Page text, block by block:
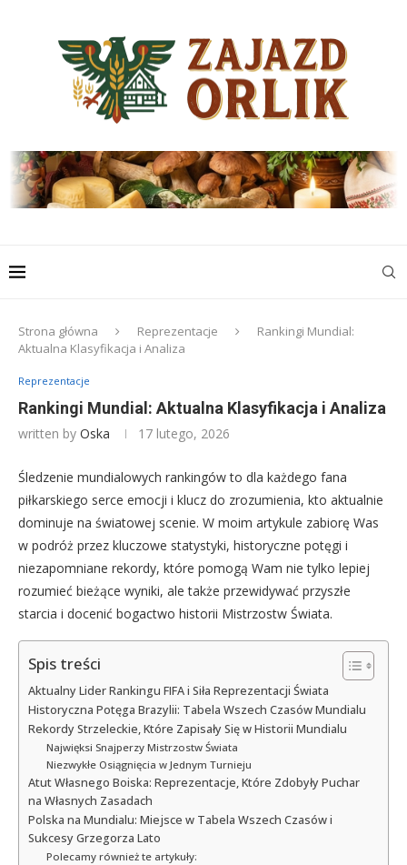
Strona główna Reprezentacje
Rankingi Mundial:
Aktualna Klasyfikacja i Analiza
Reprezentacje
Rankingi Mundial: Aktualna Klasyfikacja i Analiza
written by Oska 17 lutego, 2026
Śledzenie mundialowych rankingów to dla każdego fana
piłkarskiego serce emocji i klucz do zrozumienia, kto aktualnie
dominuje na światowej scenie. W moim artykule zabiorę Was
w podróż przez kluczowe statystyki, historyczne potęgi i
niezapomniane rekordy, które pomogą Wam nie tylko lepiej
rozumieć bieżące wyniki, ale także przewidywać przyszłe
starcia i docenić bogactwo historii Mistrzostw Świata.
Spis treści
Aktualny Lider Rankingu FIFA i Siła Reprezentacji Świata
Historyczna Potęga Brazylii: Tabela Wszech Czasów Mundialu
Rekordy Strzeleckie, Które Zapisały Się w Historii Mundialu
Najwięksi Snajperzy Mistrzostw Świata
Niezwykłe Osiągnięcia w Jednym Turnieju
Atut Własnego Boiska: Reprezentacje, Które Zdobyły Puchar
na Własnych Zasadach
Polska na Mundialu: Miejsce w Tabela Wszech Czasów i
Sukcesy Grzegorza Lato
Polecamy również te artykuły: